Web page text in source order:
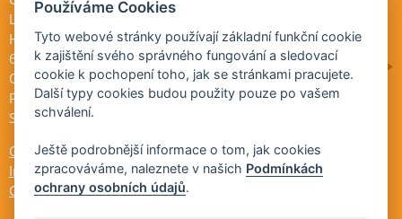
Legionářů 2
Hodonín
695 01
Otevřeno:
Po-Pá 9-17
So 9-11:30
Ochrana osobních údajů
Informace ÚKZÚZ
Cookies
Používáme Cookies
Tyto webové stránky používají základní funkční cookie
k zajištění svého správného fungování a sledovací
cookie k pochopení toho, jak se stránkami pracujete.
Další typy cookies budou použity pouze po vašem
schválení.
Ještě podrobnější informace o tom, jak cookies
zpracováváme, naleznete v našich Podmínkách
ochrany osobních údajů.